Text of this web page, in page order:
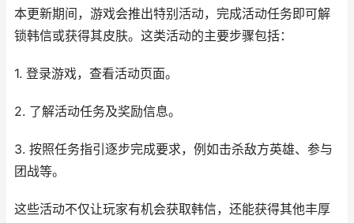
本更新期间，游戏会推出特别活动，完成活动任务即可解
锁韩信或获得其皮肤。这类活动的主要步骤包括：
1. 登录游戏，查看活动页面。
2. 了解活动任务及奖励信息。
3. 按照任务指引逐步完成要求，例如击杀敌方英雄、参与
团战等。
这些活动不仅让玩家有机会获取韩信，还能获得其他丰厚